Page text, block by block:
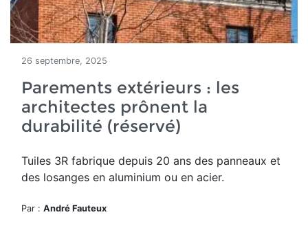
26 septembre, 2025
Parements extérieurs : les
architectes prônent la
durabilité (réservé)
Tuiles 3R fabrique depuis 20 ans des panneaux et
des losanges en aluminium ou en acier.
Par : André Fauteux